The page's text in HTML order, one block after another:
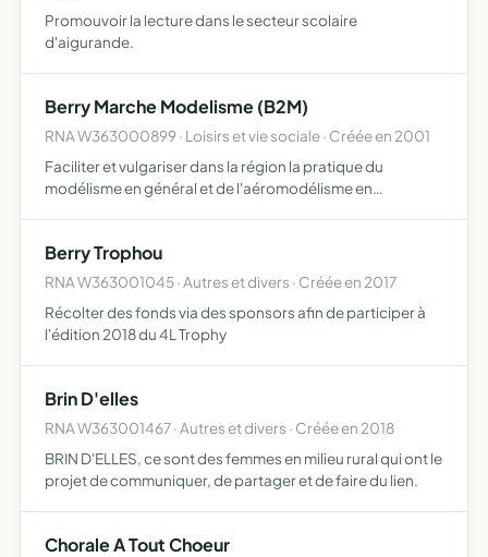
Promouvoir la lecture dans le secteur scolaire
d'aigurande.
Berry Marche Modelisme (B2M)
RNA W363000899 · Loisirs et vie sociale · Créée en 2001
Faciliter et vulgariser dans la région la pratique du
modélisme en général et de l'aéromodélisme en
aéromod…
Berry Trophou
RNA W363001045 · Autres et divers · Créée en 2017
Récolter des fonds via des sponsors afin de participer à
l'édition 2018 du 4L Trophy
Brin D'elles
RNA W363001467 · Autres et divers · Créée en 2018
BRIN D'ELLES, ce sont des femmes en milieu rural qui ont le
projet de communiquer, de partager et de faire du lien.
Chorale A Tout Choeur